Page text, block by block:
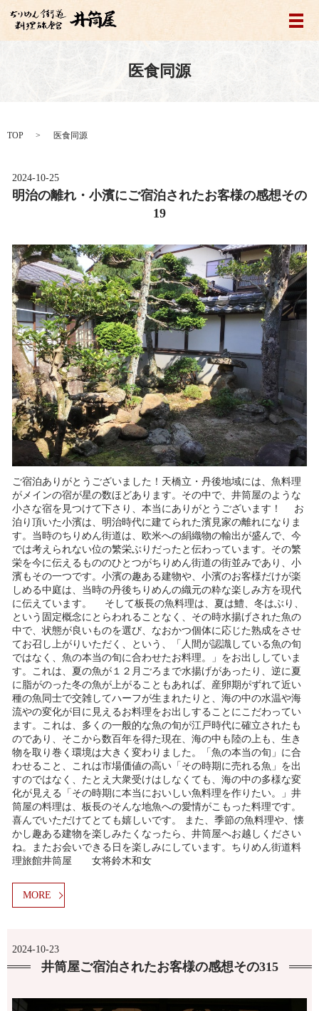
メ
医食同源
TOP 医食同源
2024-10-25
明治の離れ・小濱にご宿泊されたお客様の感想その
19
ご宿泊ありがとうございました！天橋立・丹後地域には、魚料理
がメインの宿が星の数ほどあります。その中で、井筒屋のような
小さな宿を見つけて下さり、本当にありがとうございます！ お
泊り頂いた小濱は、明治時代に建てられた濱見家の離れになりま
す。当時のちりめん街道は、欧米への絹織物の輸出が盛んで、今
では考えられない位の繁栄ぶりだったと伝わっています。その繁
栄を今に伝えるもののひとつがちりめん街道の街並みであり、小
濱もその一つです。小濱の趣ある建物や、小濱のお客様だけが楽
しめる中庭は、当時の丹後ちりめんの織元の粋な楽しみ方を現代
に伝えています。 そして板長の魚料理は、夏は鱧、冬はぶり、
という固定概念にとらわれることなく、その時水揚げされた魚の
中で、状態が良いものを選び、なおかつ個体に応じた熟成をさせ
てお召し上がりいただく、という、「人間が認識している魚の旬
ではなく、魚の本当の旬に合わせたお料理。」をお出ししていま
す。これは、夏の魚が１２月ごろまで水揚げがあったり、逆に夏
に脂がのった冬の魚が上がることもあれば、産卵期がずれて近い
種の魚同士で交雑してハーフが生まれたりと、海の中の水温や海
流やの変化が目に見えるお料理をお出しすることにこだわってい
ます。これは、多くの一般的な魚の旬が江戸時代に確立されたも
のであり、そこから数百年を得た現在、海の中も陸の上も、生き
物を取り巻く環境は大きく変わりました。「魚の本当の旬」に合
わせること、これは市場価値の高い「その時期に売れる魚」を出
すのではなく、たとえ大衆受けはしなくても、海の中の多様な変
化が見える「その時期に本当においしい魚料理を作りたい。」井
筒屋の料理は、板長のそんな地魚への愛情がこもった料理です。
喜んでいただけてとても嬉しいです。 また、季節の魚料理や、懐
かし趣ある建物を楽しみたくなったら、井筒屋へお越しください
ね。またお会いできる日を楽しみにしています。ちりめん街道料
理旅館井筒屋 女将鈴木和女
MORE
2024-10-23
井筒屋ご宿泊されたお客様の感想その315